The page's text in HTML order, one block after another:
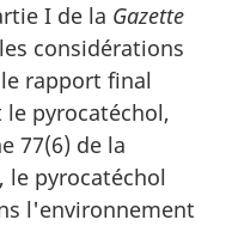
I de la Gazette
considérations
rapport final
pyrocatéchol,
77(6) de la
le pyrocatéchol
l'environnement